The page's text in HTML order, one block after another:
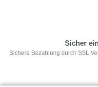
Sicher
Sichere Bezahlung durch SSL